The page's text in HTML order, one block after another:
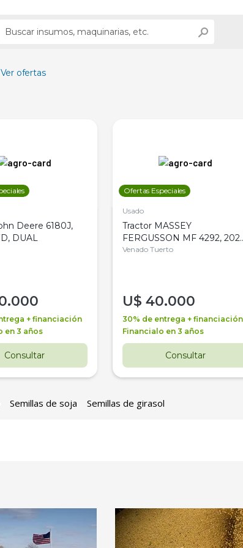
Ver ofertas
Deere 6180J,
DUAL
+ financiación
en 3 años
Consultar
Ofertas Especiales
Usado
Tractor MASSEY
FERGUSSON MF 4292,
4WD, PATON
Venado Tuerto
U$ 40.000
30% de entrega + financiación
Financialo en 3 años
Consultar
Semillas de soja Semillas de girasol